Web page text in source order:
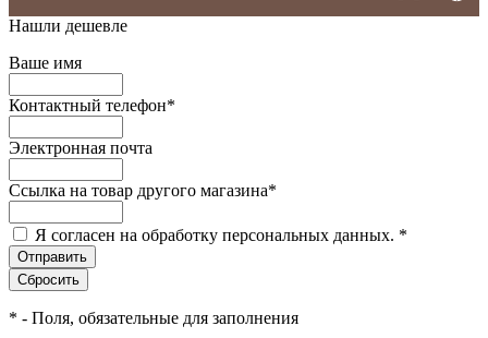
Нашли дешевле
Ваше имя
Контактный телефон*
Электронная почта
Ссылка на товар другого магазина*
Я согласен на обработку персональных данных. *
* - Поля, обязательные для заполнения